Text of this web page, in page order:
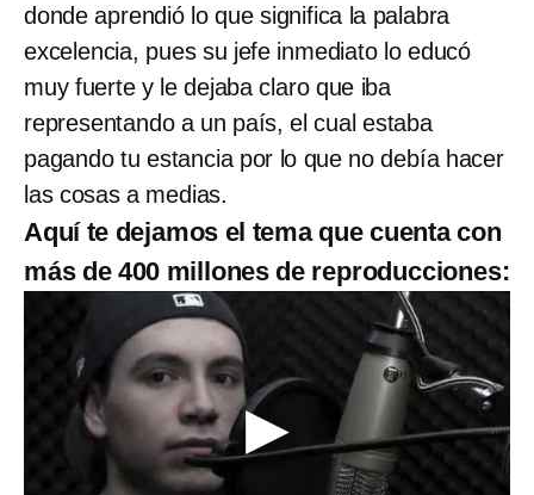
donde aprendió lo que significa la palabra
excelencia, pues su jefe inmediato lo educó
muy fuerte y le dejaba claro que iba
representando a un país, el cual estaba
pagando tu estancia por lo que no debía hacer
las cosas a medias.
Aquí te dejamos el tema que cuenta con
más de 400 millones de reproducciones: